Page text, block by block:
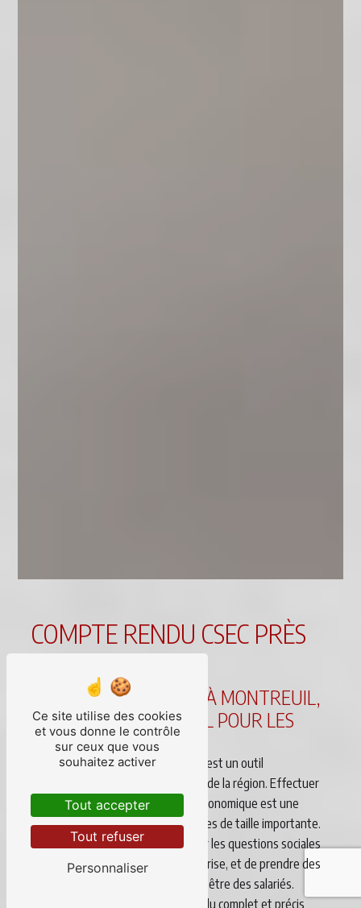
COMPTE RENDU CSEC PRÈS
DE MONTREUIL
COMPTE RENDU CSEC À MONTREUIL,
UN SERVICE ESSENTIEL POUR LES
ENTREPRISES
Le compte rendu CSEC à Montreuil est un outil
indispensable pour les entreprises de la région. Effectuer
des réunions du Comité Social et Économique est une
obligation légale pour les entreprises de taille importante.
Ces réunions permettent de traiter les questions sociales
et économiques au sein de l'entreprise, et de prendre des
décisions importantes pour le bien-être des salariés.
Cependant, rédiger un compte rendu complet et précis
Ce site utilise des cookies
et vous donne le contrôle
sur ceux que vous
souhaitez activer
Tout accepter
Tout refuser
Personnaliser